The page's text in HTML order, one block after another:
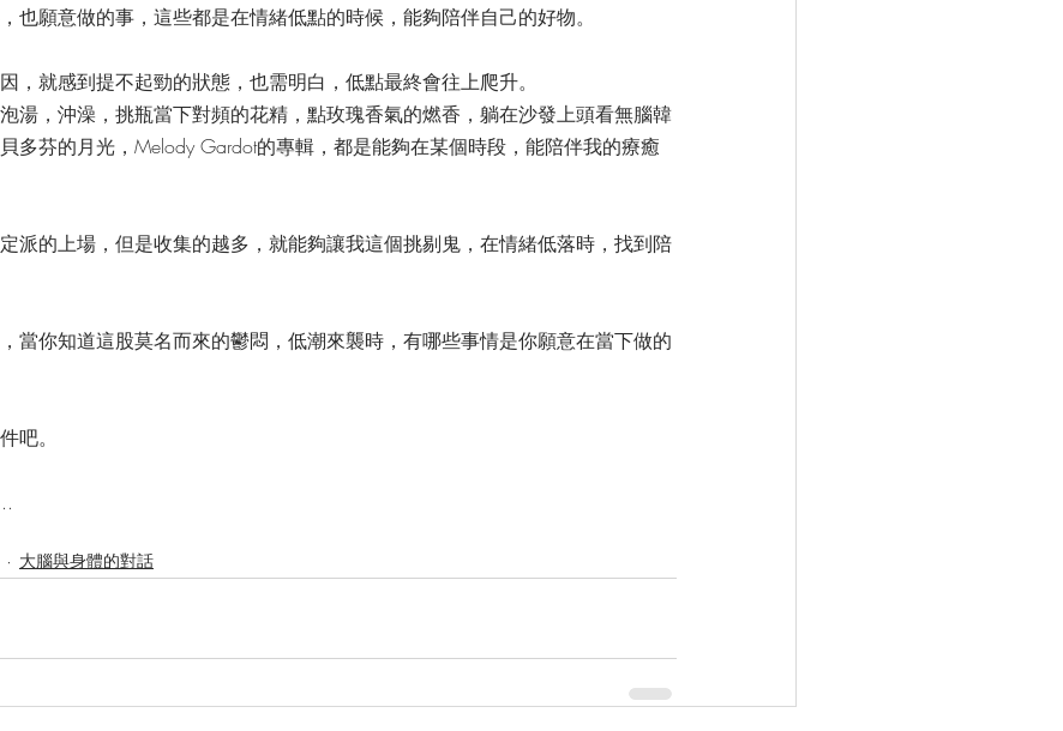
也願意做的事，這些都是在情緒低點的時候，能夠陪伴自己的好物。
，就感到提不起勁的狀態，也需明白，低點最終會往上爬升。
湯，沖澡，挑瓶當下對頻的花精，點玫瑰香氣的燃香，躺在沙發上頭看無腦韓
多芬的月光，Melody Gardot的專輯，都是能夠在某個時段，能陪伴我的療癒
派的上場，但是收集的越多，就能夠讓我這個挑剔鬼，在情緒低落時，找到陪
當你知道這股莫名而來的鬱悶，低潮來襲時，有哪些事情是你願意在當下做的
吧。
大腦與身體的對話